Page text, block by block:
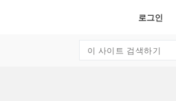
로그인
Search